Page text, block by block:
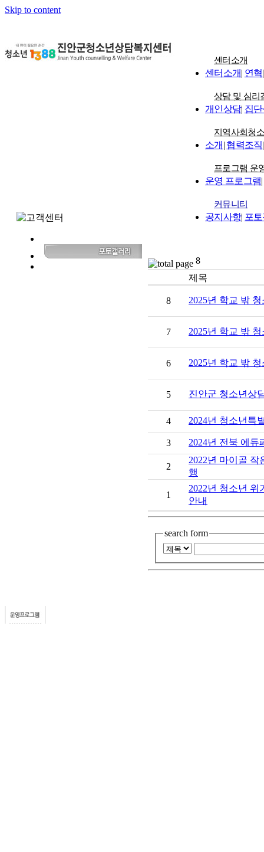
Skip to content
센터소개
센터소개| 연혁|
상담 및 심리
개인상담| 집
지역사회청
소개 | 협력조직|
프로그램 운
운영 프로그램|
커뮤니티
공지사항| 포
8
제목
8 2025년 학교 밖
7 2025년 학교 밖
6 2025년 학교 밖
5 진안군 청소년상
4 2024년 청소년특
3 2024년 전북 에
2
2022년 마이골 작
행
1
2022년 청소년
안내
search form